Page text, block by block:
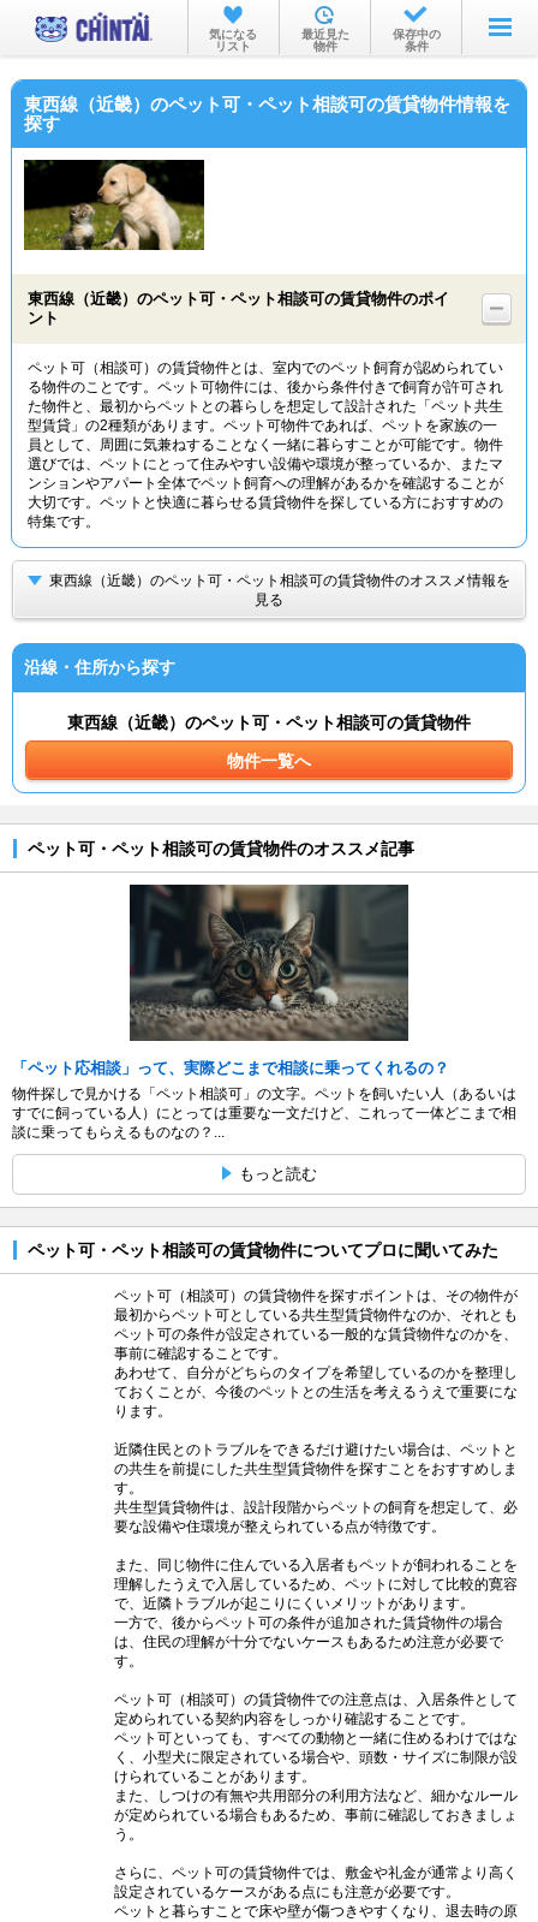
お部屋を探す
沿線・駅から
不動産会社から
気になる
リスト
最近見た
物件
保存中の
条件
東西線（近畿）のペット可・ペット相談可の賃貸物件情報を
探す
東西線（近畿）のペット可・ペット相談可の賃貸物件のポイ
ント
ペット可（相談可）の賃貸物件とは、室内でのペット飼育が認められてい
る物件のことです。ペット可物件には、後から条件付きで飼育が許可され
た物件と、最初からペットとの暮らしを想定して設計された「ペット共生
型賃貸」の2種類があります。ペット可物件であれば、ペットを家族の一
員として、周囲に気兼ねすることなく一緒に暮らすことが可能です。物件
選びでは、ペットにとって住みやすい設備や環境が整っているか、またマ
ンションやアパート全体でペット飼育への理解があるかを確認することが
大切です。ペットと快適に暮らせる賃貸物件を探している方におすすめの
特集です。
東西線（近畿）のペット可・ペット相談可の賃貸物件のオススメ情報を
見る
沿線・住所から探す
東西線（近畿）のペット可・ペット相談可の賃貸物件
物件一覧へ
ペット可・ペット相談可の賃貸物件のオススメ記事
「ペット応相談」って、実際どこまで相談に乗ってくれるの？
物件探しで見かける「ペット相談可」の文字。ペットを飼いたい人（あるいは
すでに飼っている人）にとっては重要な一文だけど、これって一体どこまで相
談に乗ってもらえるものなの？...
もっと読む
ペット可・ペット相談可の賃貸物件についてプロに聞いてみた
ペット可（相談可）の賃貸物件を探すポイントは、その物件が
最初からペット可としている共生型賃貸物件なのか、それとも
ペット可の条件が設定されている一般的な賃貸物件なのかを、
事前に確認することです。
あわせて、自分がどちらのタイプを希望しているのかを整理し
ておくことが、今後のペットとの生活を考えるうえで重要にな
ります。
近隣住民とのトラブルをできるだけ避けたい場合は、ペットと
の共生を前提にした共生型賃貸物件を探すことをおすすめしま
す。
共生型賃貸物件は、設計段階からペットの飼育を想定して、必
要な設備や住環境が整えられている点が特徴です。
また、同じ物件に住んでいる入居者もペットが飼われることを
理解したうえで入居しているため、ペットに対して比較的寛容
で、近隣トラブルが起こりにくいメリットがあります。
一方で、後からペット可の条件が追加された賃貸物件の場合
は、住民の理解が十分でないケースもあるため注意が必要で
す。
ペット可（相談可）の賃貸物件での注意点は、入居条件として
定められている契約内容をしっかり確認することです。
ペット可といっても、すべての動物と一緒に住めるわけではな
く、小型犬に限定されている場合や、頭数・サイズに制限が設
けられていることがあります。
また、しつけの有無や共用部分の利用方法など、細かなルール
が定められている場合もあるため、事前に確認しておきましょ
う。
さらに、ペット可の賃貸物件では、敷金や礼金が通常より高く
設定されているケースがある点にも注意が必要です。
ペットと暮らすことで床や壁が傷つきやすくなり、退去時の原